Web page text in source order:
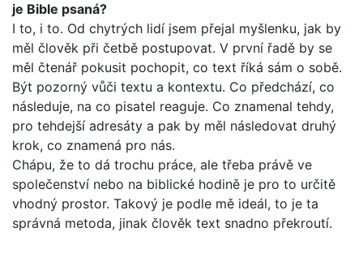
je Bible psaná?
I to, i to. Od chytrých lidí jsem přejal myšlenku, jak by
měl člo­věk při četbě postupovat. V první řadě by se
měl čtenář poku­sit pochopit, co text říká sám o sobě.
Být pozorný vůči textu a kontextu. Co předchází, co
následuje, na co pisatel reaguje. Co znamenal tehdy,
pro tehdejší adresáty a pak by měl násle­dovat druhý
krok, co znamená pro nás.
Chápu, že to dá trochu práce, ale třeba právě ve
společenství nebo na biblické hodině je pro to určitě
vhodný prostor. Takový je podle mě ideál, to je ta
správná metoda, jinak člověk text snadno překroutí.